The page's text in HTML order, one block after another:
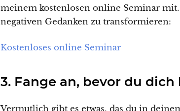
meinem kostenlosen online Seminar
negativen Gedanken zu transformieren:
Kostenloses online Seminar
3. Fange an, bevor du
Vermutlich gibt es etwas, das du in